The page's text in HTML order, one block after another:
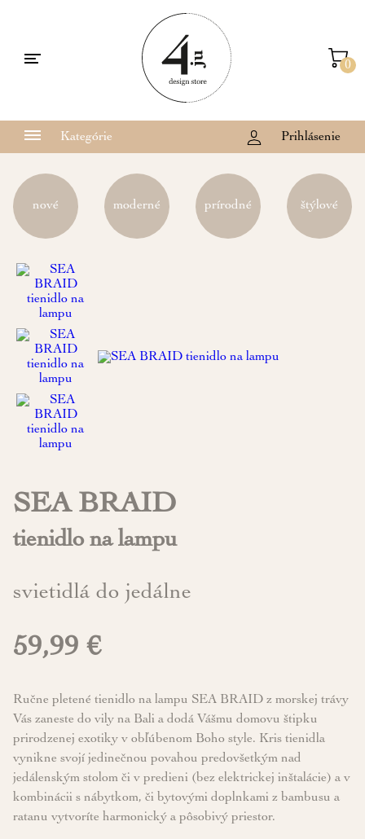
0
Kategórie Prihlásenie
nové moderné prírodné štýlové
SEA BRAID
tienidlo na lampu
svietidlá do jedálne
59,99 €
Ručne pletené tienidlo na lampu SEA BRAID z morskej trávy
Vás zaneste do vily na Bali a dodá Vášmu domovu štipku
prirodzenej exotiky v obľúbenom Boho style. Kris tienidla
vynikne svojí jedinečnou povahou predovšetkým nad
jedálenským stolom či v predieni (bez elektrickej inštalácie) a v
kombinácii s nábytkom, či bytovými doplnkami z bambusu a
ratanu vytvoríte harmonický a pôsobivý priestor.